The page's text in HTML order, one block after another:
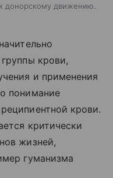
донорскому движению.
крови,
и применения
понимание
крови.
критически
жизней,
гуманизма